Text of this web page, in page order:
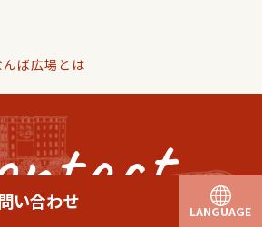
い合わせ LANGUAGE
んば広場とは